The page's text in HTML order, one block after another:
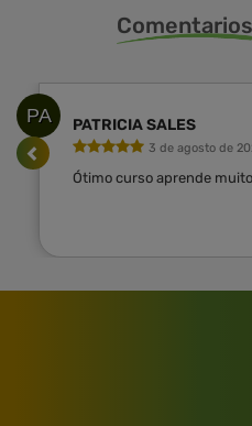
Comentarios
PA PATRICIA SALES
3 de agosto de
Ótimo curso aprende muito